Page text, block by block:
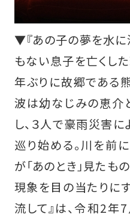
▼『あの子の夢を水に
もない息子を亡くし
年ぶりに故郷である
波は幼なじみの恵介
し、３人で豪雨災害
巡り始める。川を前
が「あのとき」見たも
現象を目の当たりに
流して』は、令和2年